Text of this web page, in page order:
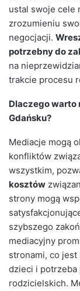
ustal swoje cele
zrozumieniu
negocjacji.
potrzebny do
na
trakcie procesu
Dlaczego warto
Gdańsku?
Mediacje mogą
konfliktów
wszystkim,
kosztów
strony mogą
szybszego
mediacyjny
stronami, co
dzieci i potrzeba
rodzicielskich.